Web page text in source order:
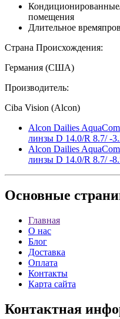
помещения
Длительное
Страна Происхождения:
Германия (США)
Производитель:
Ciba Vision (Alcon)
Alcon Dailies
линзы D 14.0/R 8.7/ -
Alcon Dailies
линзы D 14.0/R 8.7/ -
Основные
Главная
О нас
Блог
Доставка
Оплата
Контакты
Карта сайта
Контактная